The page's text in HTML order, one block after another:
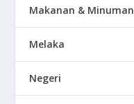
Makanan & Minuman
Melaka
Negeri